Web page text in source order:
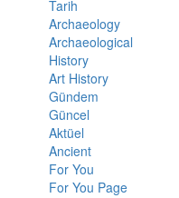
Tarih
Archaeology
Archaeological
History
Art History
Gündem
Güncel
Aktüel
Ancient
For You
For You Page